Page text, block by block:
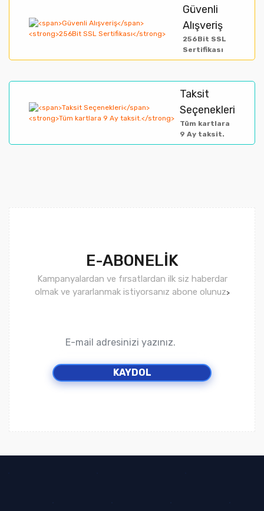
Bu ürüne benzer farklı alternatifler olmalı.
Gönder
Güvenli
Alışveriş
256Bit SSL
Sertifikası
Taksit
Seçenekleri
Tüm kartlara
9 Ay taksit.
E-ABONELİK
Kampanyalardan ve fırsatlardan ilk siz haberdar
olmak ve yararlanmak istiyorsanız abone olunuz>
KAYDOL